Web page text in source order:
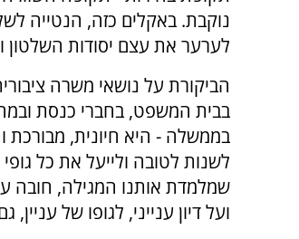
נוקבת. באקלים כזה, הנטייה
לערער את עצם יסודות השלטון
הביקורת על נושאי משרה
בבית המשפט, בחברי כנסת
בממשלה - היא חיונית, מבורכת
לשנות לטובה ולייעל את כל
שמלמדת אותנו המגילה, חובה
ועל דיון ענייני, לגופו של